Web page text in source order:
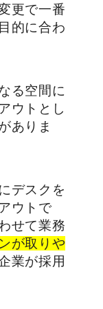
更で一番
的に合わ
る空間に
ウトとし
ありま
デスクを
ウトで
せて業務
が取りや
業が採用